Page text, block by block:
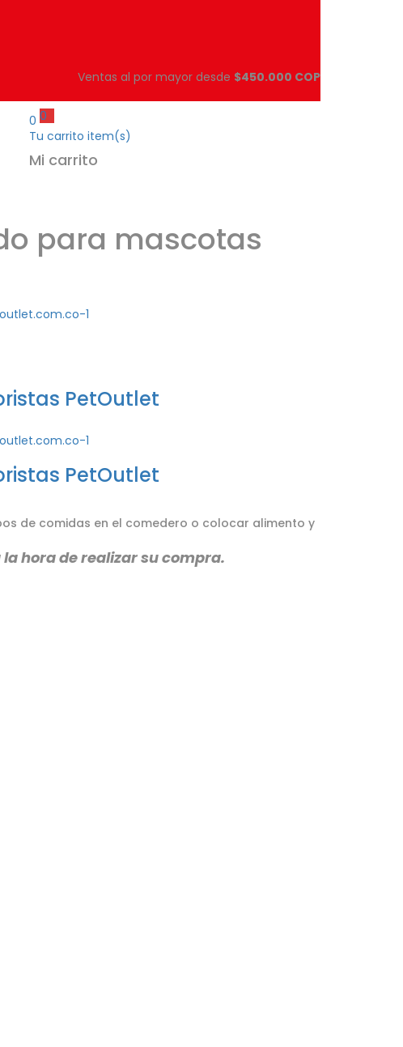
Ventas al por mayor desde $450.000 COP
0
Tu carrito
0
item(s)
Mi carrito
para mascotas
PetOutlet
PetOutlet
de comidas en el comedero o colocar alimento y
hora de realizar su compra.